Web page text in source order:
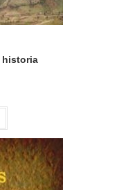
historia